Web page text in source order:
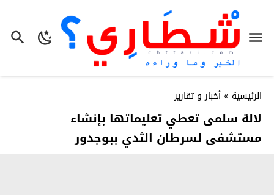
الرئيسية » أخبار و تقارير
لالة سلمى تعطي تعليماتها بإنشاء
مستشفى لسرطان الثدي ببوجدور